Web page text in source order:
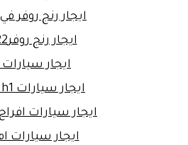
ايجار رنج روفر
ايجار رنج روفر2022
ايجار سيارات h1
ايجار سيارات h1 مصر
ايجار سيارات
ايجار سيارات